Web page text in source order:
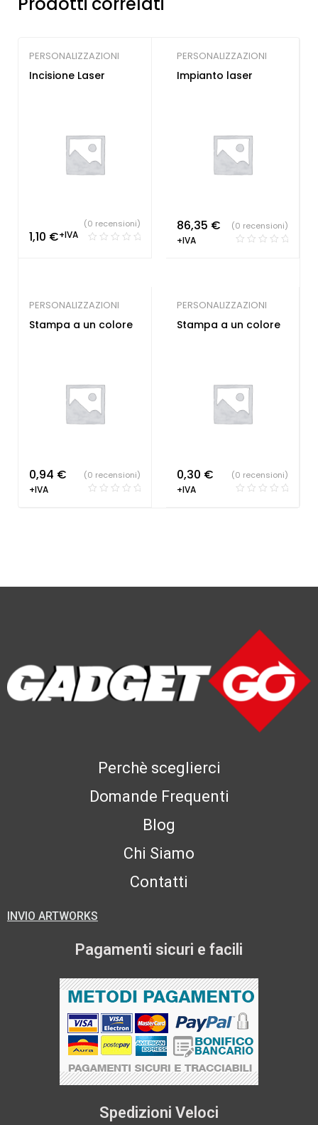
PERSONALIZZAZIONI
Incisione Laser
1,10 €+IVA
(0 recensioni)
PERSONALIZZAZIONI
Impianto laser
86,35 €
+IVA
(0 recensioni)
PERSONALIZZAZIONI
Stampa a un colore
0,94 €
+IVA
(0 recensioni)
PERSONALIZZAZIONI
Stampa a un colore
0,30 €
+IVA
(0 recensioni)
Perchè sceglierci
Domande Frequenti
Blog
Chi Siamo
Contatti
INVIO ARTWORKS
Pagamenti sicuri e facili
Spedizioni Veloci